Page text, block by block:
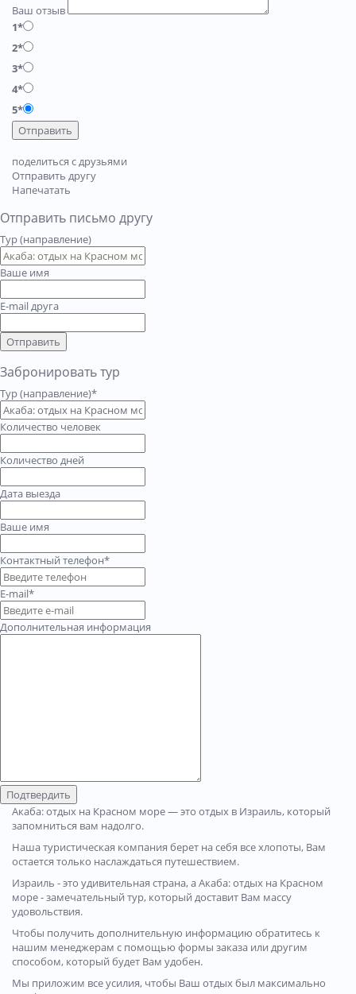
Ваш отзыв
1*
2*
3*
4*
5*
Отправить
поделиться с друзьями
Отправить другу
Напечатать
Отправить письмо другу
Тур (направление)
Ваше имя
E-mail друга
Отправить
Забронировать тур
Тур (направление)*
Количество человек
Количество дней
Дата выезда
Ваше имя
Контактный телефон*
E-mail*
Дополнительная информация
Подтвердить
Акаба: отдых на Красном море — это отдых в Израиль, который
запомниться вам надолго.
Наша туристическая компания берет на себя все хлопоты, Вам
остается только наслаждаться путешествием.
Израиль - это удивительная страна, а Акаба: отдых на Красном
море - замечательный тур, который доставит Вам массу
удовольствия.
Чтобы получить дополнительную информацию обратитесь к
нашим менеджерам с помощью формы заказа или другим
способом, который будет Вам удобен.
Мы приложим все усилия, чтобы Ваш отдых был максимально